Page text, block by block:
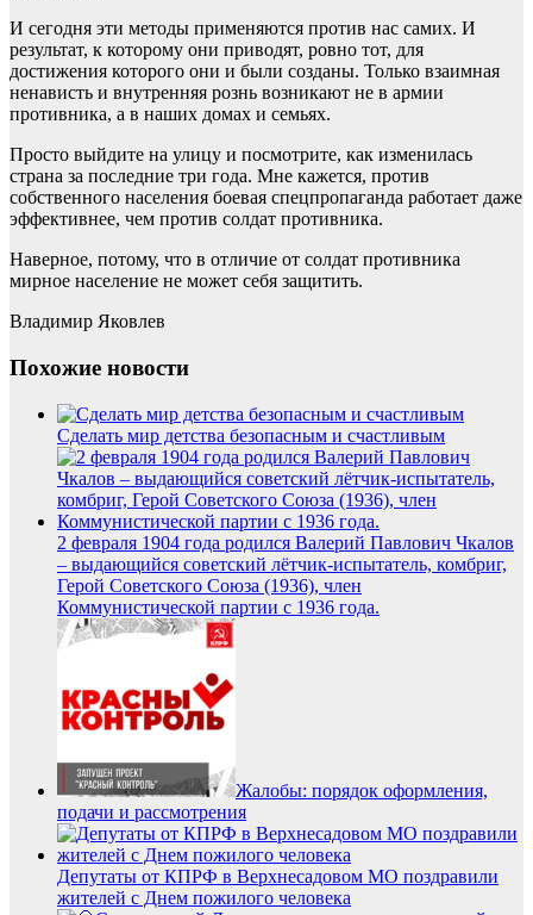
И сегодня эти методы применяются против нас самих. И
результат, к которому они приводят, ровно тот, для
достижения которого они и были созданы. Только взаимная
ненависть и внутренняя рознь возникают не в армии
противника, а в наших домах и семьях.
Просто выйдите на улицу и посмотрите, как изменилась
страна за последние три года. Мне кажется, против
собственного населения боевая спецпропаганда работает даже
эффективнее, чем против солдат противника.
Наверное, потому, что в отличие от солдат противника
мирное население не может себя защитить.
Владимир Яковлев
Похожие новости
Сделать мир детства безопасным и счастливым
2 февраля 1904 года родился Валерий Павлович Чкалов
– выдающийся советский лётчик-испытатель, комбриг,
Герой Советского Союза (1936), член
Коммунистической партии с 1936 года.
Жалобы: порядок оформления,
подачи и рассмотрения
Депутаты от КПРФ в Верхнесадовом МО поздравили
жителей с Днем пожилого человека